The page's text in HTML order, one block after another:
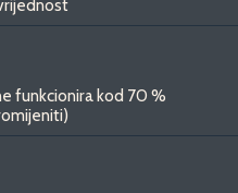
funkcionira kod 70 %